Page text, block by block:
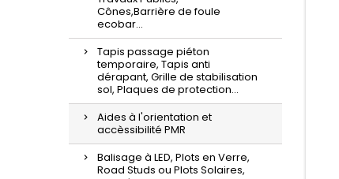
Cônes,Barrière de foule
ecobar...
Tapis passage piéton
temporaire, Tapis anti
dérapant, Grille de stabilisation
sol, Plaques de protection...
Aides à l'orientation et
accèssibilité PMR
Balisage à LED, Plots en Verre,
Road Studs ou Plots Solaires,